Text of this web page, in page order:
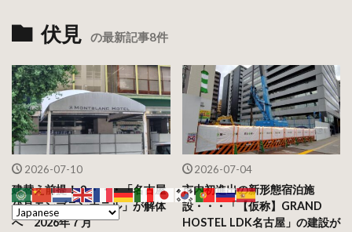
伏見 の最新記事8件
2026-07-10
建替え前提！？・・・「名古屋
伏見モンブランホテル」が解体
へ 2026年７月
2026-07-04
市内初進出の新形態宿泊施
設・・・「【仮称】GRAND
HOSTEL LDK名古屋」の建設が